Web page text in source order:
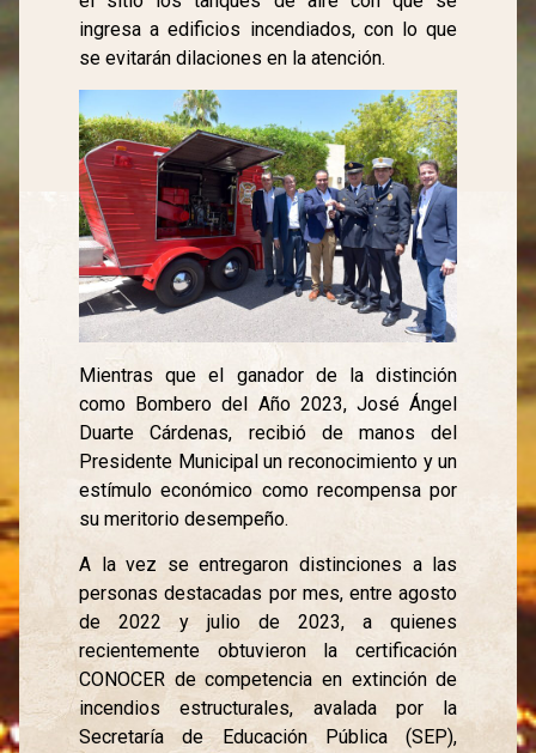
ingresa a edificios incendiados, con lo que
se evitarán dilaciones en la atención.
Mientras que el ganador de la distinción
como Bombero del Año 2023, José Ángel
Duarte Cárdenas, recibió de manos del
Presidente Municipal un reconocimiento y un
estímulo económico como recompensa por
su meritorio desempeño.
A la vez se entregaron distinciones a las
personas destacadas por mes, entre agosto
de 2022 y julio de 2023, a quienes
recientemente obtuvieron la certificación
CONOCER de competencia en extinción de
incendios estructurales, avalada por la
Secretaría de Educación Pública (SEP),